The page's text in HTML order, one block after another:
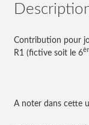
Contribution pour
R1 (fictive soit le 6
A noter dans cette